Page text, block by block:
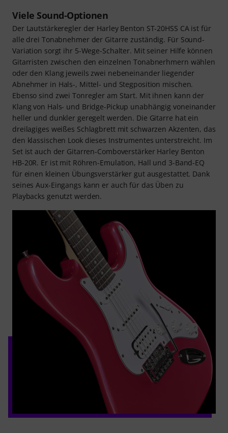
Viele Sound-Optionen
Der Lautstärkeregler der Harley Benton ST-20HSS CA ist für
alle drei Tonabnehmer der Gitarre zuständig. Für Sound-
Variation sorgt ihr 5-Wege-Schalter. Mit seiner Hilfe können
Gitarristen zwischen den einzelnen Tonabnerhmern wählen
oder den Klang jeweils zwei nebeneinander liegender
Abnehmer in Hals-, Mittel- und Stegposition mischen.
Ebenso sind zwei Tonregler am Start. Mit ihnen kann der
Klang von Hals- und Bridge-Pickup unabhängig voneinander
heller und dunkler geregelt werden. Die Gitarre hat ein
dreilagiges weißes Schlagbrett mit schwarzen Akzenten, das
den klassischen Look dieses Instrumentes unterstreicht. Im
Set ist auch der Gitarren-Comboverstärker Harley Benton
HB-20R. Er ist mit Röhren-Emulation, Hall und 3-Band-EQ
für einen kleinen Übungsverstärker gut ausgestattet. Dank
seines Aux-Eingangs kann er auch für das Üben zu
Playbacks genutzt werden.